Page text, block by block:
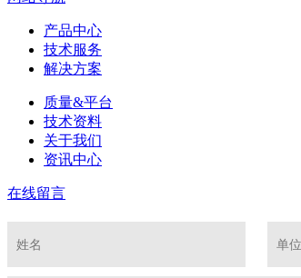
产品中心
技术服务
解决方案
质量&平台
技术资料
关于我们
资讯中心
在线留言